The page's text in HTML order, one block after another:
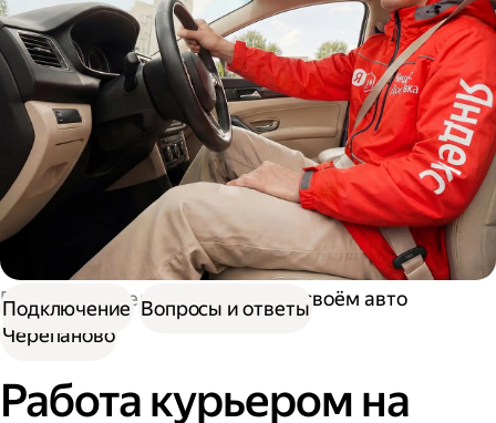
Работа водителем
Работа на своём авто
Черепаново
Работа курьером на
Подключение Вопросы и ответы